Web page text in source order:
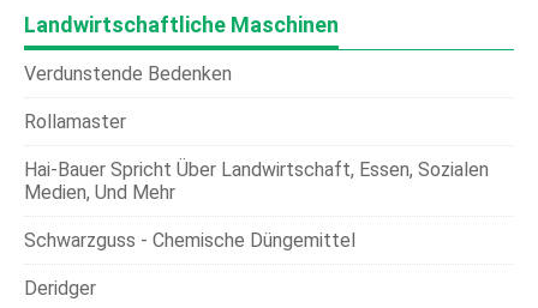
Landwirtschaftliche Maschinen
Verdunstende Bedenken
Rollamaster
Hai-Bauer Spricht Über Landwirtschaft, Essen, Sozialen
Medien, Und Mehr
Schwarzguss - Chemische Düngemittel
Deridger